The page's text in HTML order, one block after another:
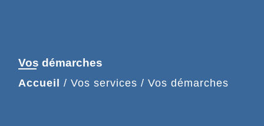
Vos démarches
Accueil / Vos services / Vos démarches